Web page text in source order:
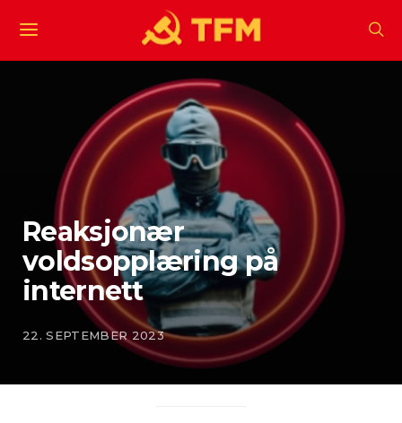
Reaksjonær
voldsopplæring på
internett
22. SEPTEMBER 2023